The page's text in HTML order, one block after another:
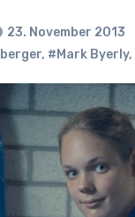
23. November 2013
, #Mark Byerly,